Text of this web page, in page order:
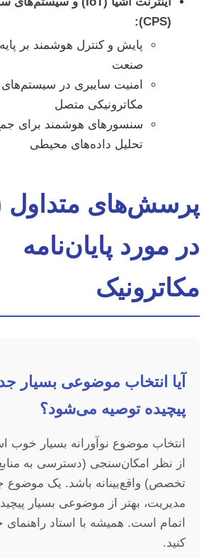
(CPS):
صنعت
امنیت سایبری در سیستم‌های
مکاترونیکی متصل
سنسورهای هوشمند برای
تحلیل داده‌های محیطی
در مورد پایان‌نامه
مکاترونیک
آیا انتخاب موضوعی بسیار
پیچیده توصیه می‌شود؟
انتخاب موضوع نوآورانه بسیار خوب
از نظر امکان‌سنجی (دسترسی به
تخصص) واقع‌بینانه باشد. یک موضوع
مدیریت، بهتر از موضوعی بسیار
اتمام است. همیشه با استاد
کنید.